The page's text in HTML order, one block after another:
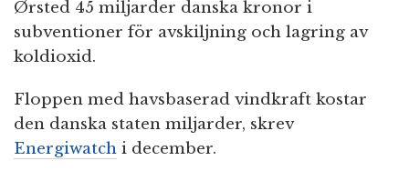
Ørsted 45 miljarder danska kronor i
subventioner för avskiljning och lagring av
koldioxid.
Floppen med havsbaserad vindkraft kostar
den danska staten miljarder, skrev
Energiwatch i december.